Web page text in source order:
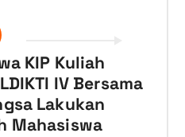
KIP Kuliah
IV Bersama
Lakukan
Mahasiswa